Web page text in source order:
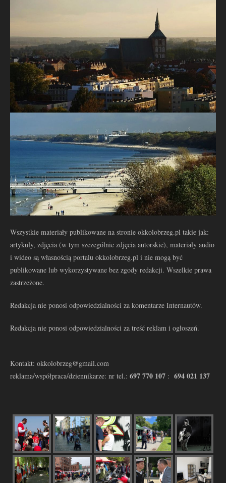
Wszystkie materiały publikowane na stronie okkolobrzeg.pl takie jak:
artykuły, zdjęcia (w tym szczególnie zdjęcia autorskie), materiały audio
i wideo są własnością portalu okkolobrzeg.pl i nie mogą być
publikowane lub wykorzystywane bez zgody redakcji. Wszelkie prawa
zastrzeżone.
Redakcja nie ponosi odpowiedzialności za komentarze Internautów.
Redakcja nie ponosi odpowiedzialności za treść reklam i ogłoszeń.
Kontakt: okkolobrzeg@gmail.com
reklama/współpraca/dziennikarze: nr tel.: 697 770 107 : 694 021 137